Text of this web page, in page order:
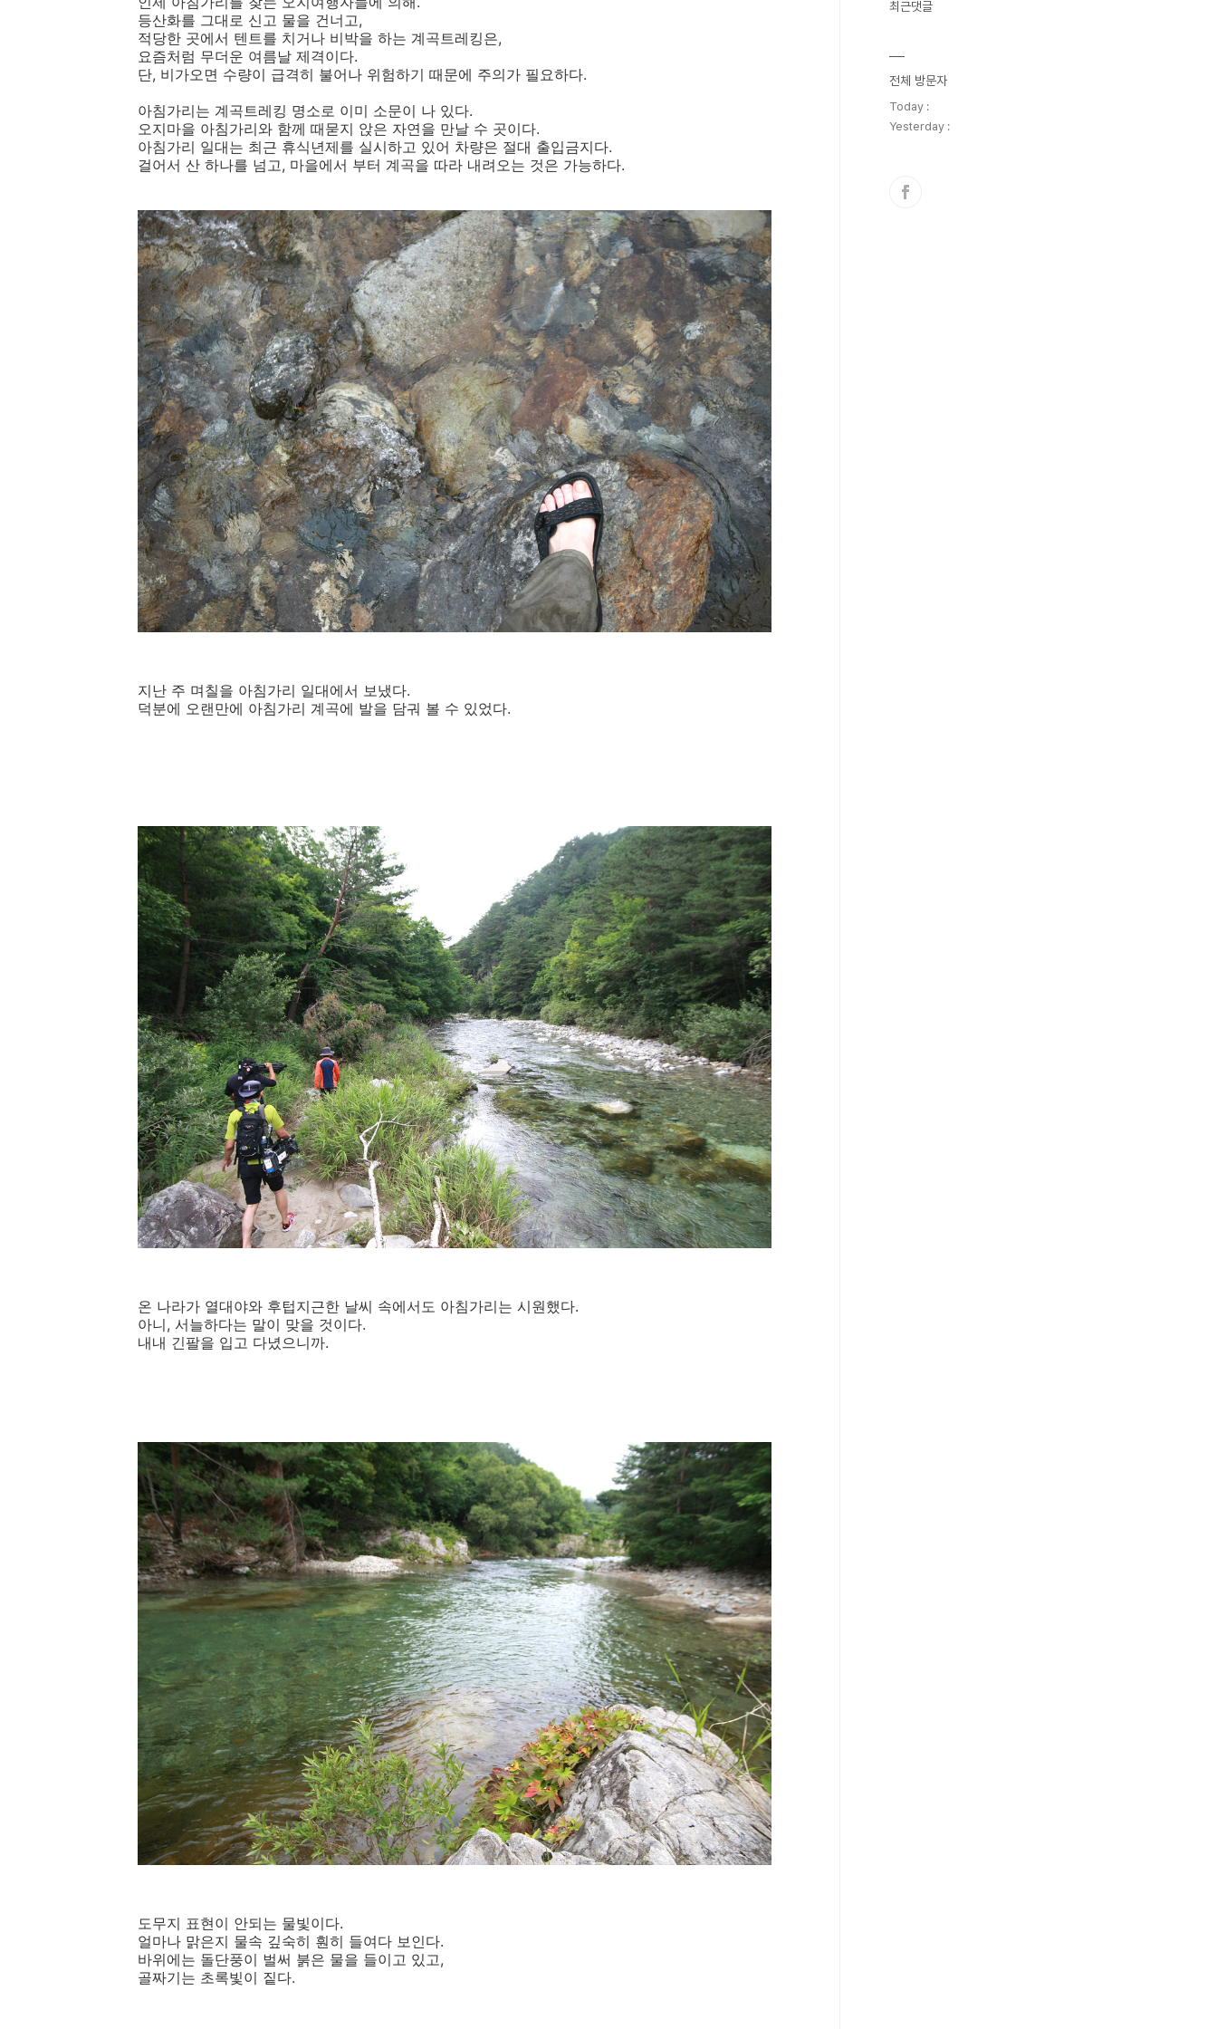
등산화를 그대로 신고 물을 건너고,
적당한 곳에서 텐트를 치거나 비박을 하는 계곡트레킹은,
요즘처럼 무더운 여름날 제격이다.
단, 비가오면 수량이 급격히 불어나 위험하기 때문에 주의가 필요하다.
아침가리는 계곡트레킹 명소로 이미 소문이 나 있다.
오지마을 아침가리와 함께 때묻지 앉은 자연을 만날 수 곳이다.
아침가리 일대는 최근 휴식년제를 실시하고 있어 차량은 절대 출입금지다.
걸어서 산 하나를 넘고, 마을에서 부터 계곡을 따라 내려오는 것은 가능하다.
지난 주 며칠을 아침가리 일대에서 보냈다.
덕분에 오랜만에 아침가리 계곡에 발을 담궈 볼 수 있었다.
온 나라가 열대야와 후텁지근한 날씨 속에서도 아침가리는 시원했다.
아니, 서늘하다는 말이 맞을 것이다.
내내 긴팔을 입고 다녔으니까.
도무지 표현이 안되는 물빛이다.
얼마나 맑은지 물속 깊숙히 훤히 들여다 보인다.
바위에는 돌단풍이 벌써 붉은 물을 들이고 있고,
골짜기는 초록빛이 짙다.
최근댓글
전체 방문자
Today :
Yesterday :